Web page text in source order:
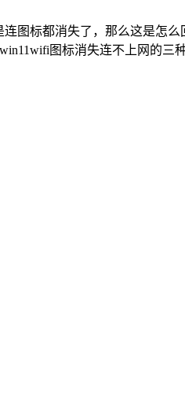
标都消失了，那么这是怎
图标消失连不上网的三